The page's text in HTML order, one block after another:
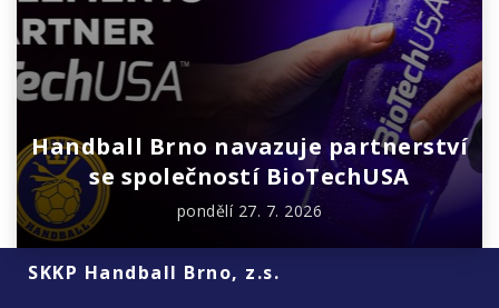
Handball Brno navazuje partnerství
se společností BioTechUSA
pondělí 27. 7. 2026
SKKP Handball Brno, z.s.